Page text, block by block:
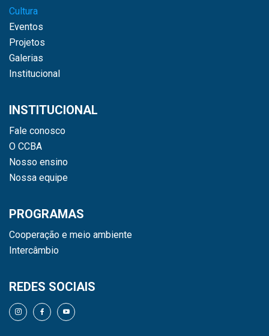
Cultura
Eventos
Projetos
Galerias
Institucional
INSTITUCIONAL
Fale conosco
O CCBA
Nosso ensino
Nossa equipe
PROGRAMAS
Cooperação e meio ambiente
Intercâmbio
REDES SOCIAIS